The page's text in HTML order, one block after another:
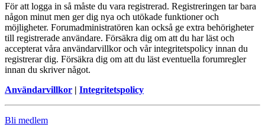
För att logga in så måste du vara registrerad. Registreringen tar bara
någon minut men ger dig nya och utökade funktioner och
möjligheter. Forumadministratören kan också ge extra behörigheter
till registrerade användare. Försäkra dig om att du har läst och
accepterat våra användarvillkor och vår integritetspolicy innan du
registrerar dig. Försäkra dig om att du läst eventuella forumregler
innan du skriver något.
Användarvillkor | Integritetspolicy
Bli medlem